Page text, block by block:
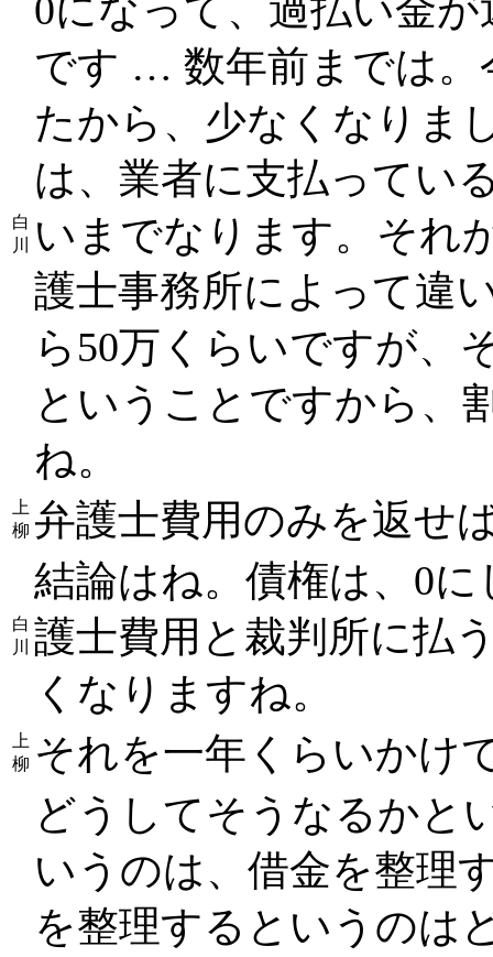
白
川
0になって、過払い金
です … 数年前までは。
たから、少なくなりま
は、業者に支払ってい
いまでなります。それ
護士事務所によって違
ら50万くらいですが、
ということですから、
ね。
上
柳 弁護士費用のみを返せ
白
川
結論はね。債権は、0
護士費用と裁判所に払
くなりますね。
上
柳 それを一年くらいかけ
どうしてそうなるかと
いうのは、借金を整理
を整理するというのは